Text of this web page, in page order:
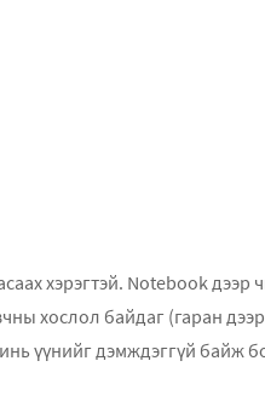
хэрэгтэй. Notebook дээр
хослол байдаг (гаран
үүнийг дэмждэггүй байж